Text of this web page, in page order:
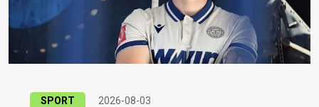
SPORT 2026-08-03